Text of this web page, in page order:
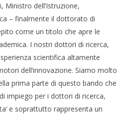
Ministro dell’Istruzione,
– finalmente il dottorato di
come un titolo che apre le
I nostri dottori di ricerca,
scientifica altamente
dell’innovazione. Siamo molto
prima parte di questo bando che
impiego per i dottori di ricerca,
e soprattutto rappresenta un